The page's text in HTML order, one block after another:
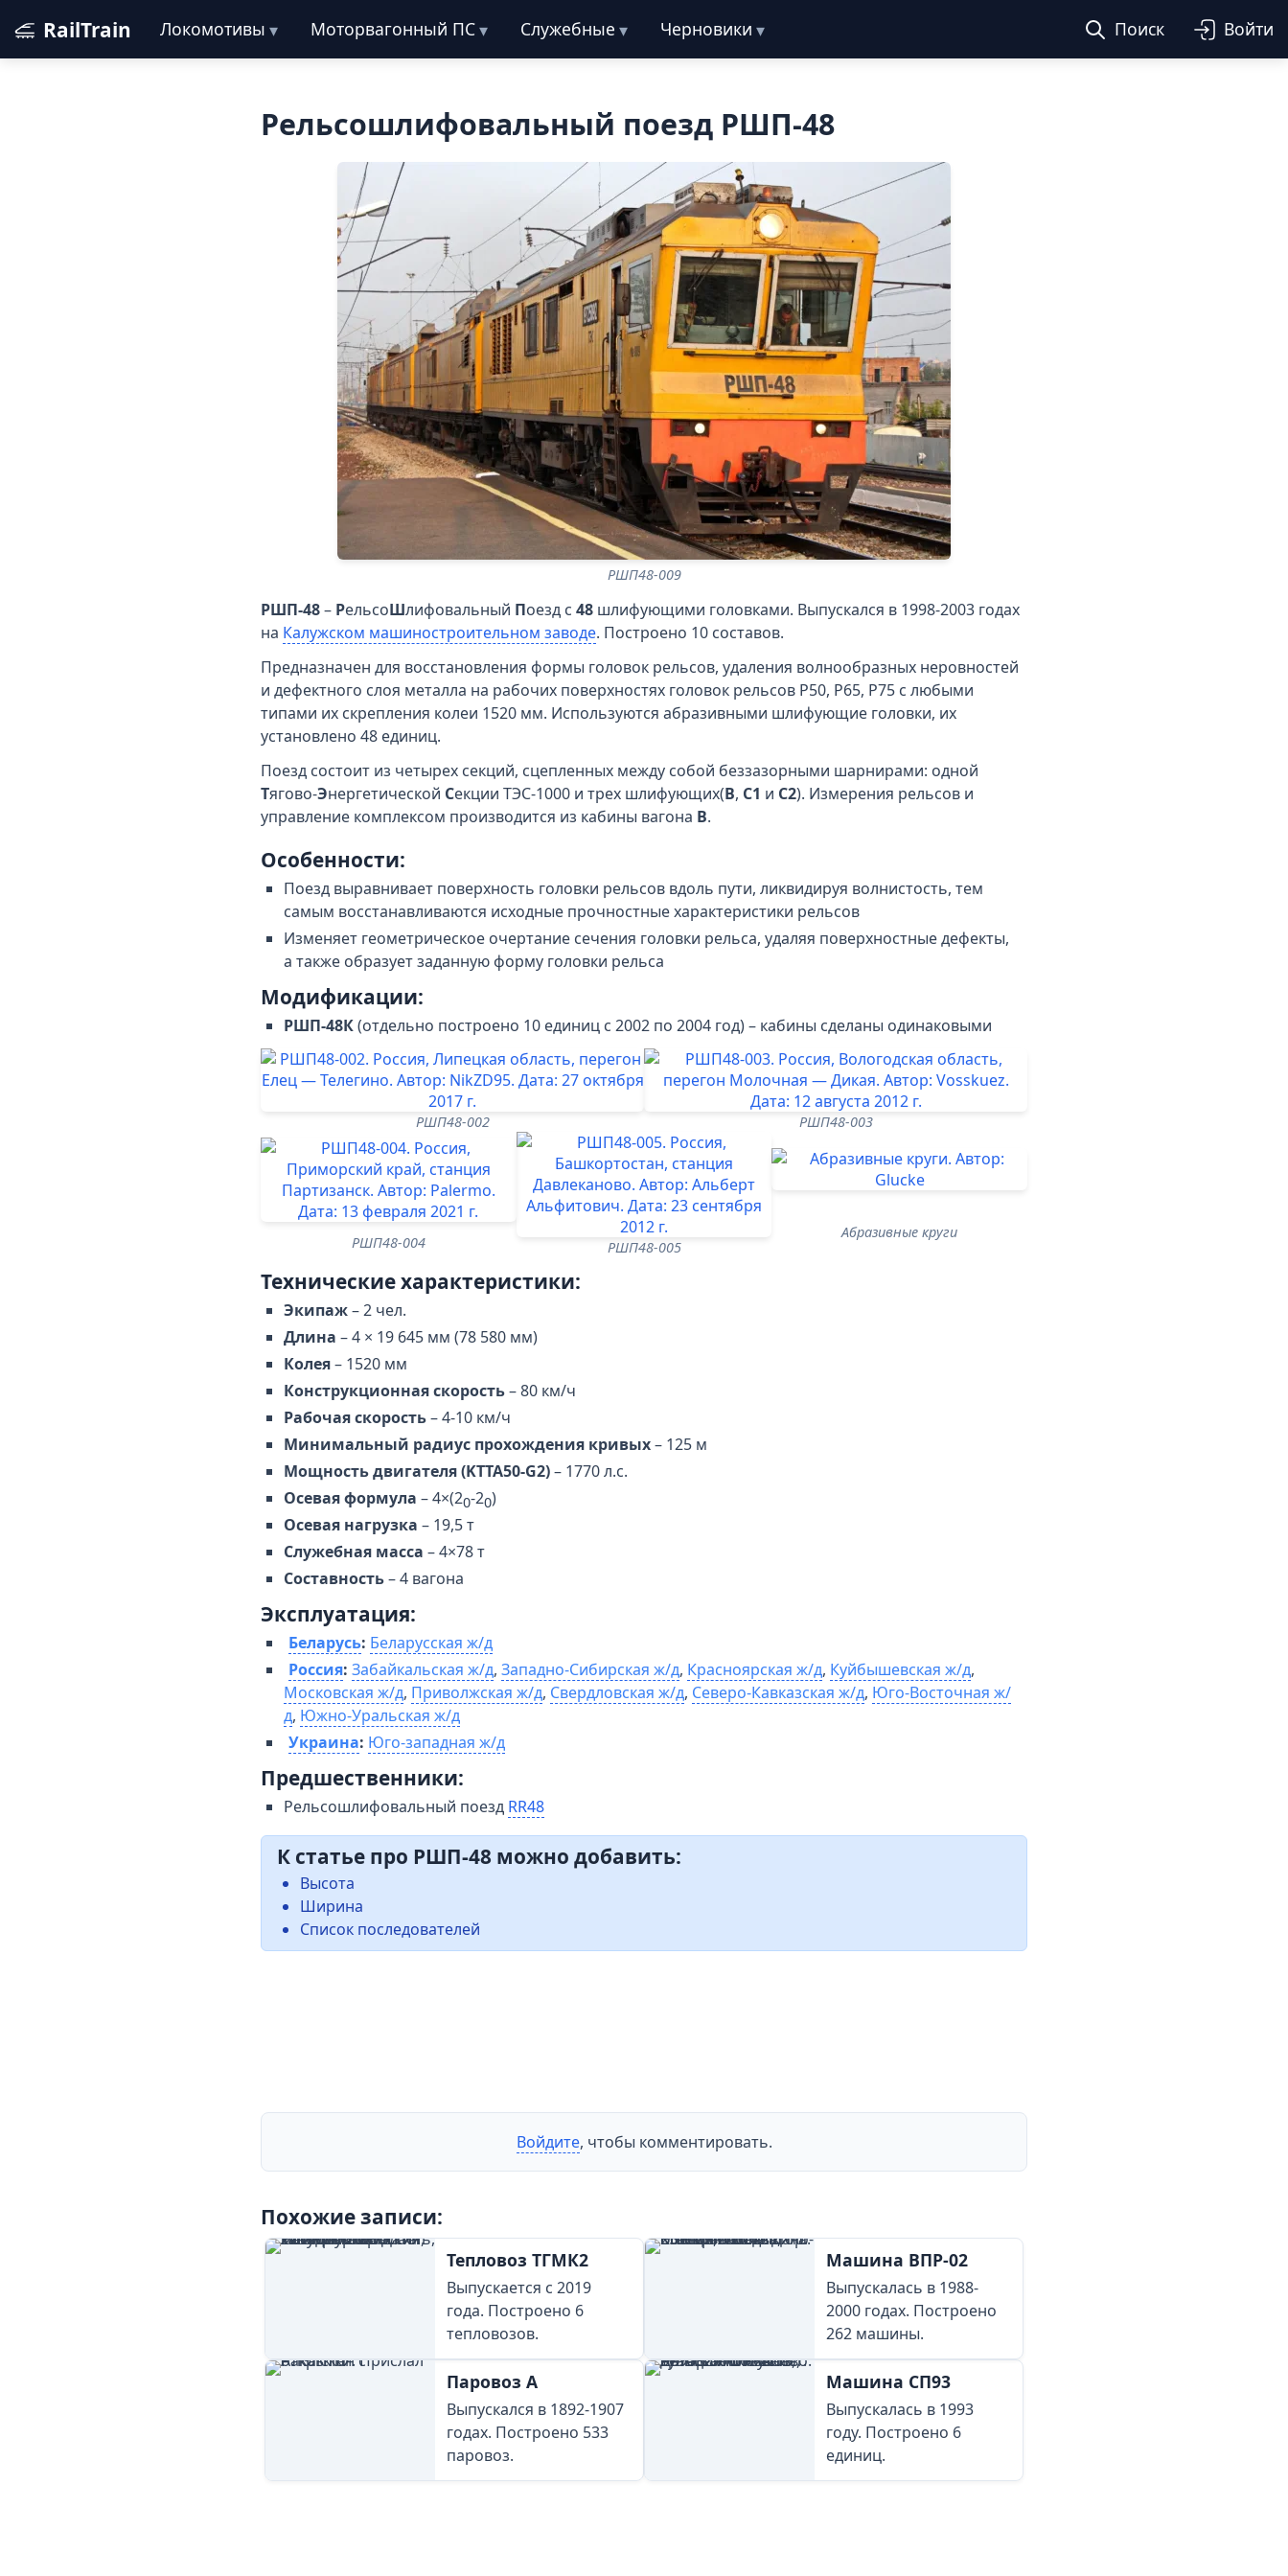
RailTrain Локомотивы Моторвагонный ПС Служебные Черновики Поиск Войти
Рельсошлифовальный поезд РШП-48
РШП48-009
РШП-48– РельсоШлифовальный Поезд с 48 шлифующими головками. Выпускался в 1998-2003 годах
на Калужском машиностроительном заводе. Построено 10 составов.
Предназначен для восстановления формы головок рельсов, удаления волнообразных неровностей
и дефектного слоя металла на рабочих поверхностях головок рельсов Р50, Р65, Р75 с любыми
типами их скрепления колеи 1520 мм. Используются абразивными шлифующие головки, их
установлено 48 единиц.
Поезд состоит из четырех секций, сцепленных между собой беззазорными шарнирами: одной
Тягово-Энергетической Секции ТЭС-1000 и трех шлифующих(В, С1 и С2). Измерения рельсов и
управление комплексом производится из кабины вагона В.
Особенности:
Поезд выравнивает поверхность головки рельсов вдоль пути, ликвидируя волнистость, тем
самым восстанавливаются исходные прочностные характеристики рельсов
Изменяет геометрическое очертание сечения головки рельса, удаляя поверхностные дефекты,
а также образует заданную форму головки рельса
Модификации:
РШП-48К(отдельно построено 10 единиц с 2002 по 2004 год) – кабины сделаны одинаковыми
РШП48-002 РШП48-003
РШП48-004 РШП48-005
Абразивные круги
Технические характеристики:
Экипаж– 2 чел.
Длина – 4 × 19 645 мм (78 580 мм)
Колея– 1520 мм
Конструкционная скорость– 80 км/ч
Рабочая скорость– 4-10 км/ч
Минимальный радиус прохождения кривых– 125 м
Мощность двигателя (KTTA50-G2)– 1770 л.с.
Осевая формула – 4×(20-20)
Осевая нагрузка – 19,5 т
Служебная масса – 4×78 т
Составность– 4 вагона
Эксплуатация:
Беларусь: Беларусская ж/д
Россия: Забайкальская ж/д, Западно-Cибирская ж/д, Красноярская ж/д, Куйбышевская ж/д,
Московская ж/д, Приволжская ж/д, Свердловская ж/д, Северо-Кавказская ж/д, Юго-Восточная ж/
д, Южно-Уральская ж/д
Украина: Юго-западная ж/д
Предшественники:
Рельсошлифовальный поезд RR48
К статье про РШП-48 можно добавить:
Высота
Ширина
Список последователей
Войдите, чтобы комментировать.
Похожие записи:
Тепловоз ТГМК2
Выпускается с 2019
года. Построено 6
тепловозов.
Машина ВПР-02
Выпускалась в 1988-
2000 годах. Построено
262 машины.
Паровоз А
Выпускался в 1892-1907
годах. Построено 533
паровоз.
Машина СП93
Выпускалась в 1993
году. Построено 6
единиц.